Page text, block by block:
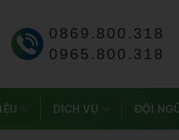
0869.800.318
0965.800.318
DỊCH VỤ ĐỘI